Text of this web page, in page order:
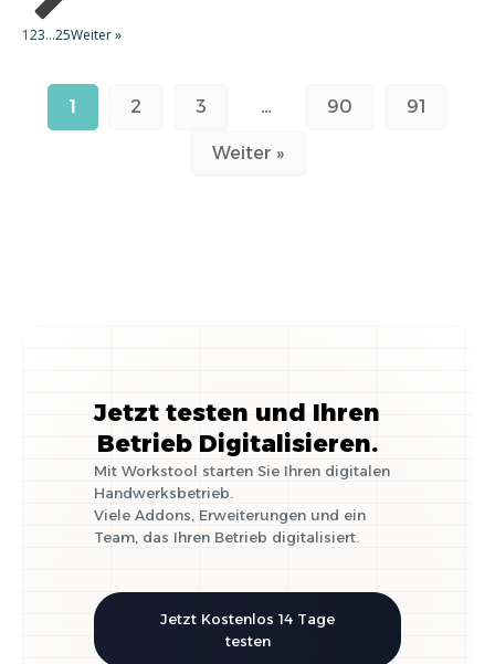
123…25Weiter »
1 2 3 … 90 91
Weiter »
Jetzt testen und Ihren
Betrieb Digitalisieren.
Mit Workstool starten Sie Ihren digitalen
Handwerksbetrieb.
Viele Addons, Erweiterungen und ein
Team, das Ihren Betrieb digitalisiert.
Jetzt Kostenlos 14 Tage
testen